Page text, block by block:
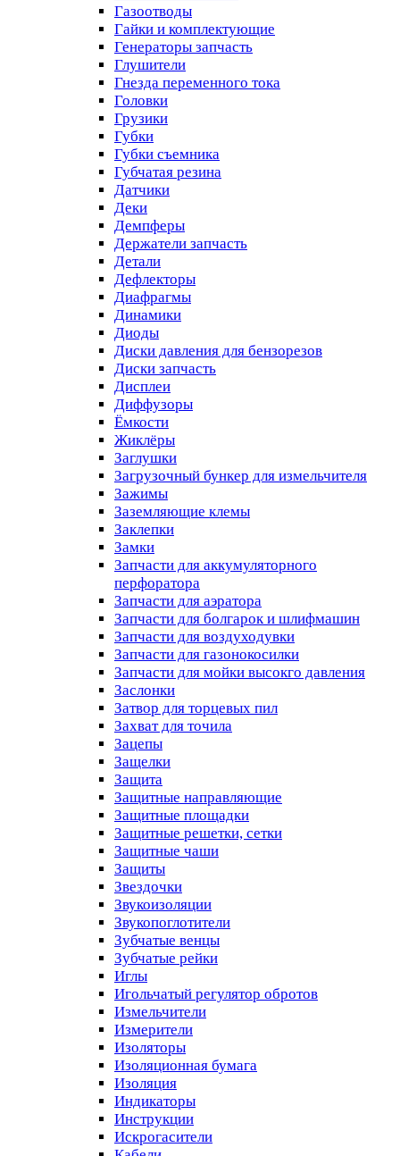
Газоотводы
Гайки и комплектующие
Генераторы запчасть
Глушители
Гнезда переменного тока
Головки
Грузики
Губки
Губки съемника
Губчатая резина
Датчики
Деки
Демпферы
Держатели запчасть
Детали
Дефлекторы
Диафрагмы
Динамики
Диоды
Диски давления для бензорезов
Диски запчасть
Дисплеи
Диффузоры
Ёмкости
Жиклёры
Заглушки
Загрузочный бункер для измельчителя
Зажимы
Заземляющие клемы
Заклепки
Замки
Запчасти для аккумуляторного
перфоратора
Запчасти для аэратора
Запчасти для болгарок и шлифмашин
Запчасти для воздуходувки
Запчасти для газонокосилки
Запчасти для мойки высокго давления
Заслонки
Затвор для торцевых пил
Захват для точила
Зацепы
Защелки
Защита
Защитные направляющие
Защитные площадки
Защитные решетки, сетки
Защитные чаши
Защиты
Звездочки
Звукоизоляции
Звукопоглотители
Зубчатые венцы
Зубчатые рейки
Иглы
Игольчатый регулятор обротов
Измельчители
Измерители
Изоляторы
Изоляционная бумага
Изоляция
Индикаторы
Инструкции
Искрогасители